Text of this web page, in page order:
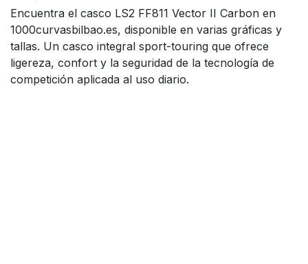
Encuentra el casco LS2 FF811 Vector II Carbon en
1000curvasbilbao.es, disponible en varias gráficas y
tallas. Un casco integral sport-touring que ofrece
ligereza, confort y la seguridad de la tecnología de
competición aplicada al uso diario.